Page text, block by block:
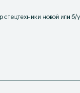
спецтехники новой или